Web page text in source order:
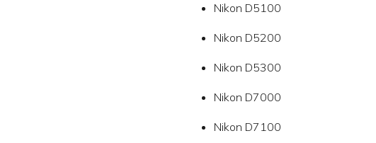
Nikon D5100
Nikon D5200
Nikon D5300
Nikon D7000
Nikon D7100